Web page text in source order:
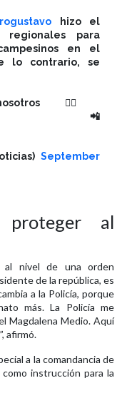
hizo el
para
en el
lo contrario, se
👉🏻
September
proteger al
nivel de una orden
de la república, es
a la Policía, porque
más. La Policía me
Magdalena Medio. Aquí
afirmó.
a la comandancia de
instrucción para la